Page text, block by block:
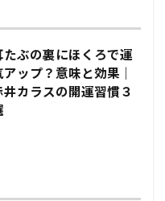
たぶの裏にほくろで運
アップ？意味と効果｜
井カラスの開運習慣３